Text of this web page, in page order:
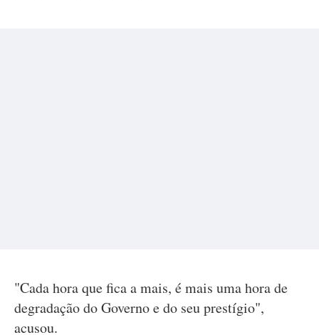
"Cada hora que fica a mais, é mais uma hora de
degradação do Governo e do seu prestígio",
acusou.